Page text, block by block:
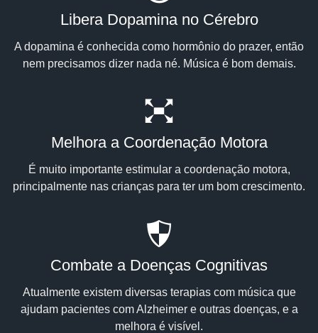
Libera Dopamina no Cérebro
A dopamina é conhecida como hormônio do prazer, então
nem precisamos dizer nada né. Música é bom demais.
Melhora a Coordenação Motora
É muito importante estimular a coordenação motora,
principalmente nas crianças para ter um bom crescimento.
Combate a Doenças Cognitivas
Atualmente existem diversas terapias com música que
ajudam pacientes com Alzheimer e outras doenças, e a
melhora é visível.